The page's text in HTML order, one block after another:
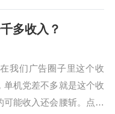
寿命周期并不算长。能熬
可数，为什么今天还来
件？…
多收入？
我们广告圈子里这个收
单机党差不多就是这个收
可能收入还会腰斩。点点